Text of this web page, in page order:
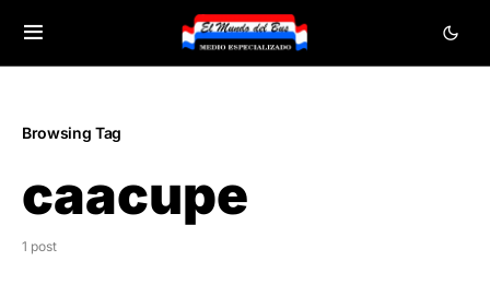
Browsing Tag
caacupe
1 post